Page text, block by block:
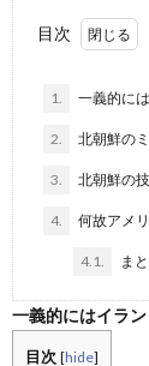
目次
1. 一義的に
2. 北朝鮮の
3. 北朝鮮の
4. 何故アメ
4.1. ま
一義的にはイラ
目次 [hide]